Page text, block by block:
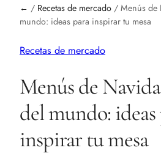
← / Recetas de mercado / Menús de
mundo: ideas para inspirar tu mesa
Recetas de mercado
Menús de
del mundo: ideas
inspirar tu mesa